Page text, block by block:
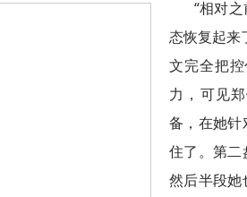
“相对
态恢复起来
文完全把
力，可见
备，在她针
住了。第二
然后半段她